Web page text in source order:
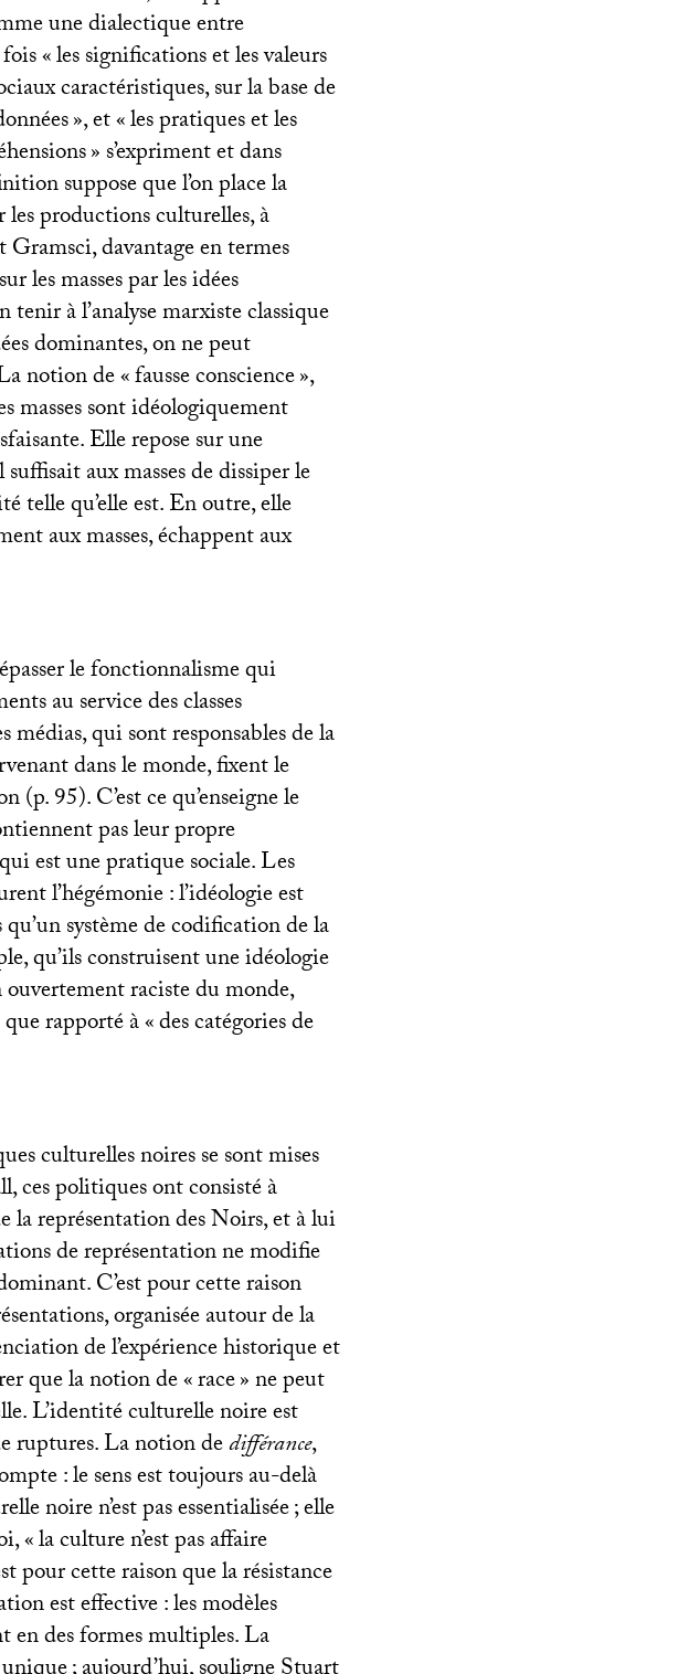
une dialectique entre
«les significations et les valeurs
caractéristiques, sur la base de
», et «les pratiques et les
» s’expriment et dans
suppose que l’on place la
productions culturelles, à
davantage en termes
les masses par les idées
tenir à l’analyse marxiste classique
dominantes, on ne peut
notion de «fausse conscience»,
masses sont idéologiquement
Elle repose sur une
aux masses de dissiper le
telle qu’elle est. En outre, elle
aux masses, échappent aux
le fonctionnalisme qui
au service des classes
qui sont responsables de la
dans le monde, fixent le
95). C’est ce qu’enseigne le
pas leur propre
est une pratique sociale. Les
l’hégémonie : l’idéologie est
système de codification de la
qu’ils construisent une idéologie
ouvertement raciste du monde,
rapporté à «des catégories de
culturelles noires se sont mises
ces politiques ont consisté à
la représentation des Noirs, et à lui
de représentation ne modifie
C’est pour cette raison
organisée autour de la
de l’expérience historique et
que la notion de «race» ne peut
L’identité culturelle noire est
ruptures. La notion dedifférance,
: le sens est toujours au-delà
noire n’est pas essentialisée; elle
«la culture n’est pas affaire
pour cette raison que la résistance
est effective : les modèles
en des formes multiples. La